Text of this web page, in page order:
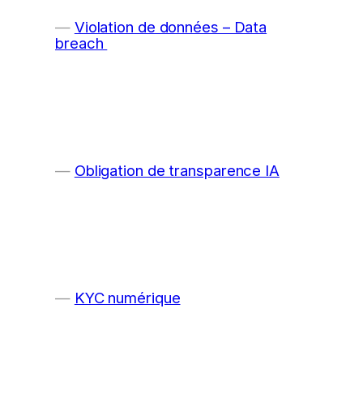
Violation de données – Data
breach
Obligation de transparence IA
KYC numérique